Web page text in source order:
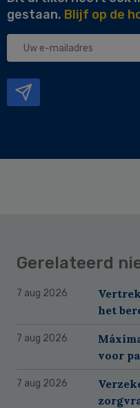
gestaan. Blijf op de
Uw
Gerelateerd
7 aug 2026
het
7 aug 2026
voor
7 aug 2026